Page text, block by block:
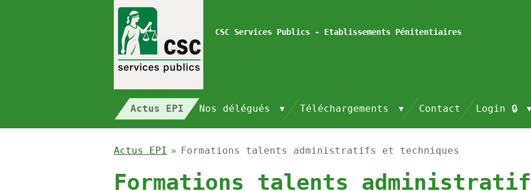
CSC Services Publics - Etablissements Pénitentiaires
Actus EPI Nos délégués Téléchargements Contact Login 🔒
Actus EPI » Formations talents administratifs et techniques
Formations talents